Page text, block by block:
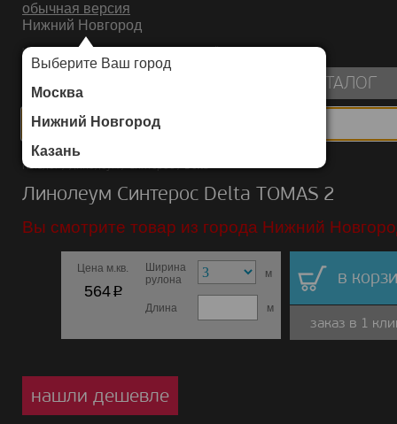
обычная версия
Нижний Новгород
Выберите Ваш город
Москва
Нижний Новгород
Казань
ИНТЕРНЕТ-МАГАЗИН НАПОЛЬНЫХ ПОКРЫТИЙ
КАТАЛОГ
Каталог/Линолеум/Синтерос/Delta
Линолеум Синтерос Delta TOMAS 2
Вы смотрите товар из города Нижний
Цена м.кв.
564p
Ширина
рулона
м
Длина м
в
заказ в 1
нашли дешевле